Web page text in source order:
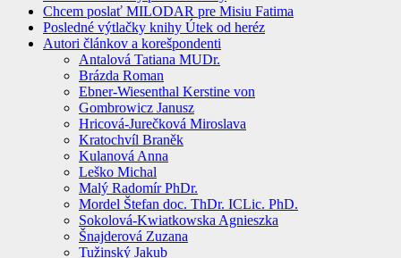
Chcem poslať MILODAR pre Misiu Fatima
Posledné výtlačky knihy Útek od heréz
Autori článkov a korešpondenti
Antalová Tatiana MUDr.
Brázda Roman
Ebner-Wiesenthal Kerstine von
Gombrowicz Janusz
Hricová-Jurečková Miroslava
Kratochvíl Braněk
Kulanová Anna
Leško Michal
Malý Radomír PhDr.
Mordel Štefan doc. ThDr. ICLic. PhD.
Sokolová-Kwiatkowska Agnieszka
Šnajderová Zuzana
Tužinský Jakub